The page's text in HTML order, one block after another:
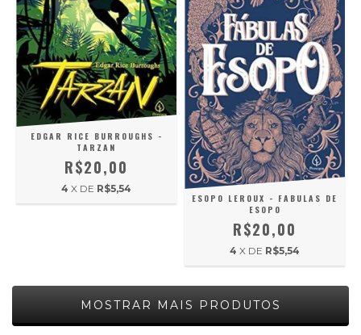
EDGAR RICE BURROUGHS -
TARZAN
R$20,00
4 X DE R$5,54
ESOPO LEROUX - FABULAS DE
ESOPO
R$20,00
4 X DE R$5,54
MOSTRAR MAIS PRODUTOS